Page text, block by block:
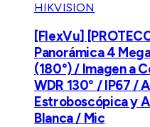
HIKVISION
[FlexVu]
Panorámica 4
(180°) / Imagen a
WDR 130° / IP67 /
Estroboscópica y
Blanca / Mic